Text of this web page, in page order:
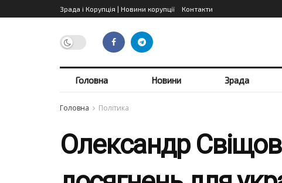
Зрада і Корупція | Новини корупції Контакти
Головна Новини Зрада
Головна Політика
Олександр